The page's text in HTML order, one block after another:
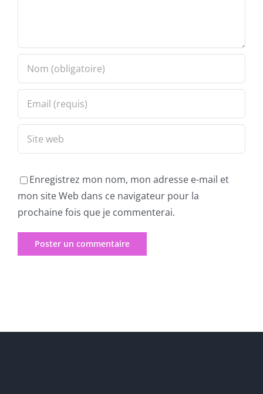
Enregistrez mon nom, mon adresse e-mail et
mon site Web dans ce navigateur pour la
prochaine fois que je commenterai.